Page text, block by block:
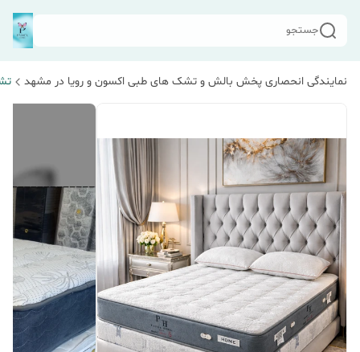
جستجو
نمایندگی انحصاری پخش بالش و تشک های طبی اکسون و رویا در مشهد